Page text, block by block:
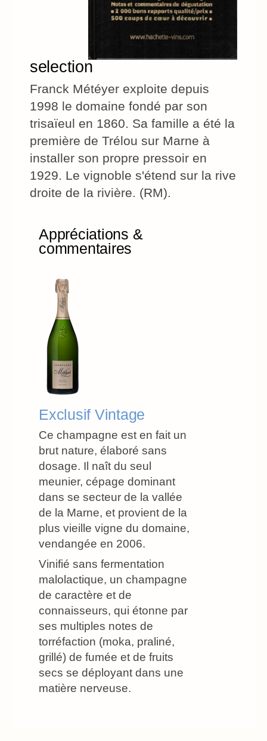
selection
Franck Météyer exploite depuis
1998 le domaine fondé par son
trisaïeul en 1860. Sa famille a été la
première de Trélou sur Marne à
installer son propre pressoir en
1929. Le vignoble s'étend sur la rive
droite de la rivière. (RM).
Appréciations &
commentaires
Exclusif Vintage
Ce champagne est en fait un
brut nature, élaboré sans
dosage. Il naît du seul
meunier, cépage dominant
dans se secteur de la vallée
de la Marne, et provient de la
plus vieille vigne du domaine,
vendangée en 2006.
Vinifié sans fermentation
malolactique, un champagne
de caractère et de
connaisseurs, qui étonne par
ses multiples notes de
torréfaction (moka, praliné,
grillé) de fumée et de fruits
secs se déployant dans une
matière nerveuse.